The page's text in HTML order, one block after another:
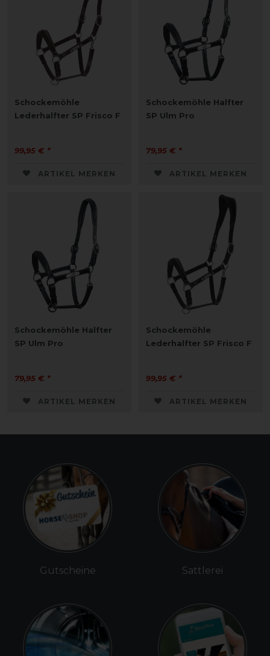
Schockemöhle
Lederhalfter SP Frisco F
99,95 € *
ARTIKEL MERKEN
Schockemöhle Halfter
SP Ulm Pro
79,95 € *
ARTIKEL MERKEN
Schockemöhle Halfter
SP Ulm Pro
79,95 € *
ARTIKEL MERKEN
Schockemöhle
Lederhalfter SP Frisco F
99,95 € *
ARTIKEL MERKEN
Gutscheine Sattlerei